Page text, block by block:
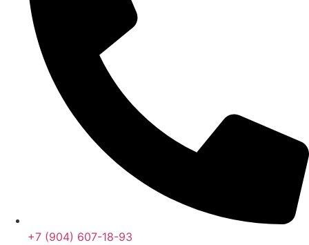
+7 (904) 607-18-93